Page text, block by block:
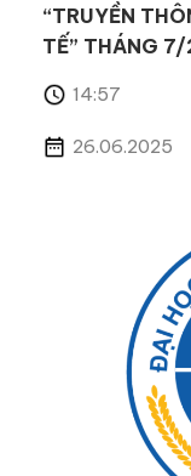
“TRUYỀN
TẾ” THÁNG
14:57
26.06.2025